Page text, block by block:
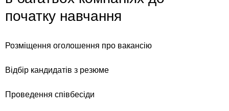
Розміщення оголошення про вакансію
початку навчання
Відбір кандидатів з резюме
Проведення співбесіди